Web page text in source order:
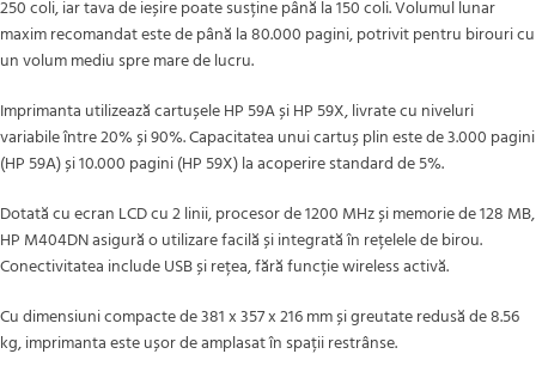
250 coli, iar tava de ieșire poate susține până la 150 coli. Volumul lunar
maxim recomandat este de până la 80.000 pagini, potrivit pentru birouri cu
un volum mediu spre mare de lucru.
Imprimanta utilizează cartușele HP 59A și HP 59X, livrate cu niveluri
variabile între 20% și 90%. Capacitatea unui cartuș plin este de 3.000 pagini
(HP 59A) și 10.000 pagini (HP 59X) la acoperire standard de 5%.
Dotată cu ecran LCD cu 2 linii, procesor de 1200 MHz și memorie de 128 MB,
HP M404DN asigură o utilizare facilă și integrată în rețelele de birou.
Conectivitatea include USB și rețea, fără funcție wireless activă.
Cu dimensiuni compacte de 381 x 357 x 216 mm și greutate redusă de 8.56
kg, imprimanta este ușor de amplasat în spații restrânse.